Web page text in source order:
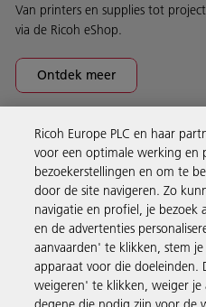
Van printers en supplies tot
via de Ricoh eShop.
Ontdek meer
Business Solutions
Producten en
Support en contact
Ricoh Europe PLC en haar
voor een optimale werking en
bezoekerstellingen en om te
door de site navigeren. Zo
navigatie en profiel, je bezoek
en de advertenties
aanvaarden' te klikken, stem
apparaat voor die doeleinden.
weigeren' te klikken, weiger je